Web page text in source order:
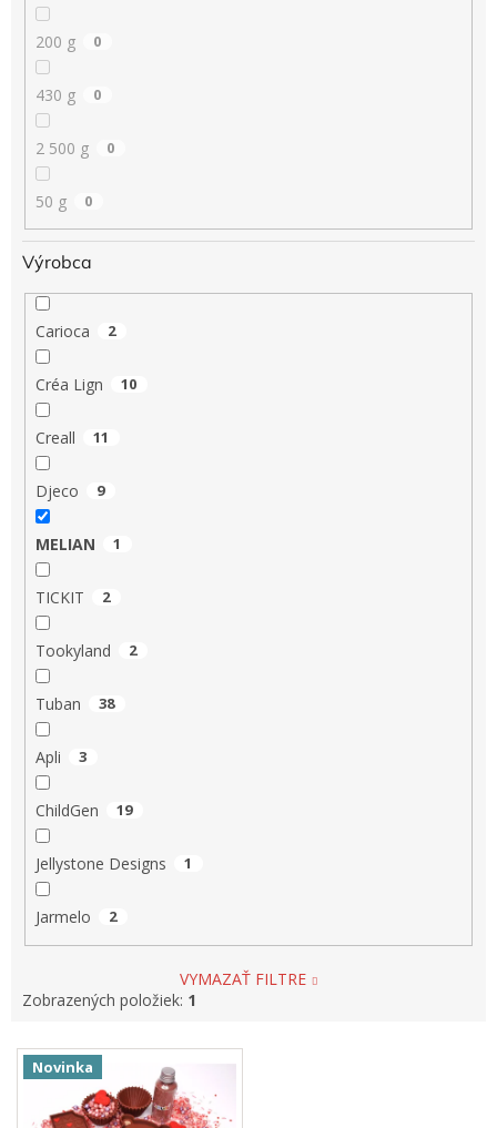
200 g 0
430 g 0
2 500 g 0
50 g 0
Výrobca
Carioca 2
Créa Lign 10
Creall 11
Djeco 9
MELIAN 1
TICKIT 2
Tookyland 2
Tuban 38
Apli 3
ChildGen 19
Jellystone Designs 1
Jarmelo 2
VYMAZAŤ FILTRE
Zobrazených položiek: 1
V Novinka